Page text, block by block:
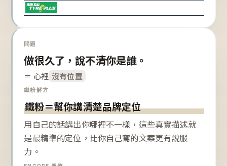
問題
做很久了，說不清你是誰。
＝ 心裡 沒有位置
鐵粉解方
鐵粉＝幫你講清楚品牌定位
用自己的話講出你哪裡不一樣，這些真實描述就
是最精準的定位，比你自己寫的文案更有說服
力。